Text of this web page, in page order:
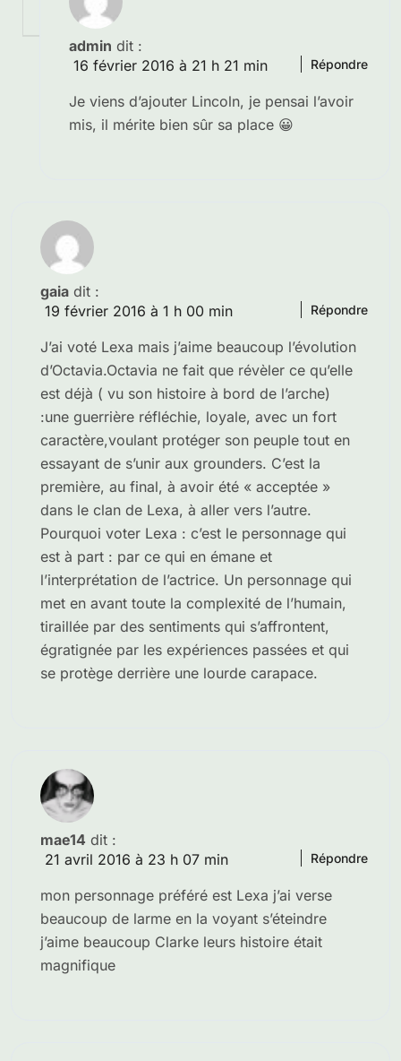
admin dit :
16 février 2016 à 21 h 21 min
Je viens d’ajouter Lincoln, je pensai l’avoir
mis, il mérite bien sûr sa place 😀
Répondre
gaia dit :
19 février 2016 à 1 h 00 min
J’ai voté Lexa mais j’aime beaucoup l’évolution
d’Octavia.Octavia ne fait que révèler ce qu’elle
est déjà ( vu son histoire à bord de l’arche)
:une guerrière réfléchie, loyale, avec un fort
caractère,voulant protéger son peuple tout en
essayant de s’unir aux grounders. C’est la
première, au final, à avoir été « acceptée »
dans le clan de Lexa, à aller vers l’autre.
Pourquoi voter Lexa : c’est le personnage qui
est à part : par ce qui en émane et
l’interprétation de l’actrice. Un personnage qui
met en avant toute la complexité de l’humain,
tiraillée par des sentiments qui s’affrontent,
égratignée par les expériences passées et qui
se protège derrière une lourde carapace.
Répondre
mae14 dit :
21 avril 2016 à 23 h 07 min
mon personnage préféré est Lexa j’ai verse
beaucoup de larme en la voyant s’éteindre
j’aime beaucoup Clarke leurs histoire était
magnifique
Répondre